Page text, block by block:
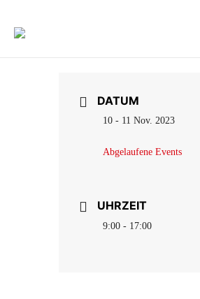
DATUM
10 - 11 Nov. 2023
Abgelaufene Events
UHRZEIT
9:00 - 17:00